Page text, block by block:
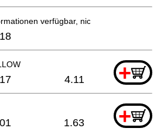
verfügbar, nicht bestellbar
+
4.11
+
1.63